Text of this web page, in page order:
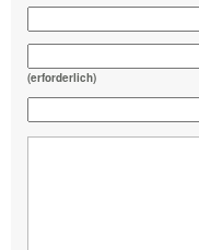
(erforderlich)